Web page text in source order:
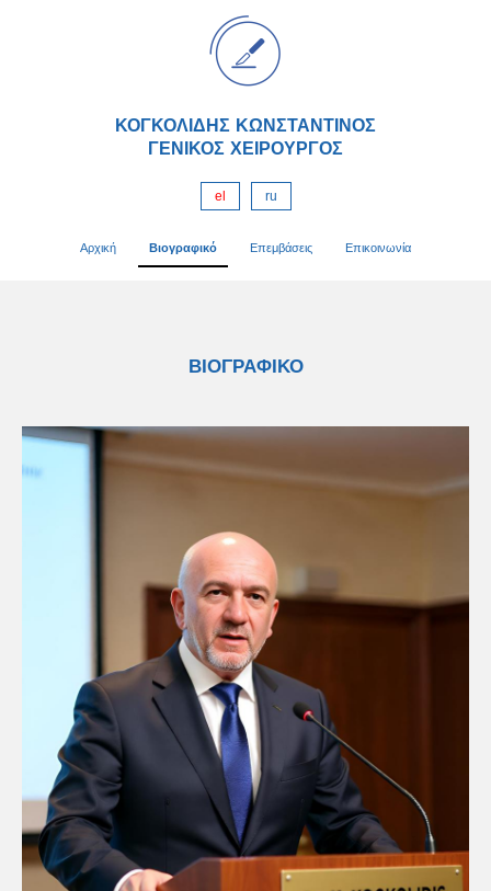
ΚΟΓΚΟΛΙΔΗΣ ΚΩΝΣΤΑΝΤΙΝΟΣ
ΓΕΝΙΚΟΣ ΧΕΙΡΟΥΡΓΟΣ
el ru
Αρχική Βιογραφικό Επεμβάσεις Επικοινωνία
ΒΙΟΓΡΑΦΙΚΟ